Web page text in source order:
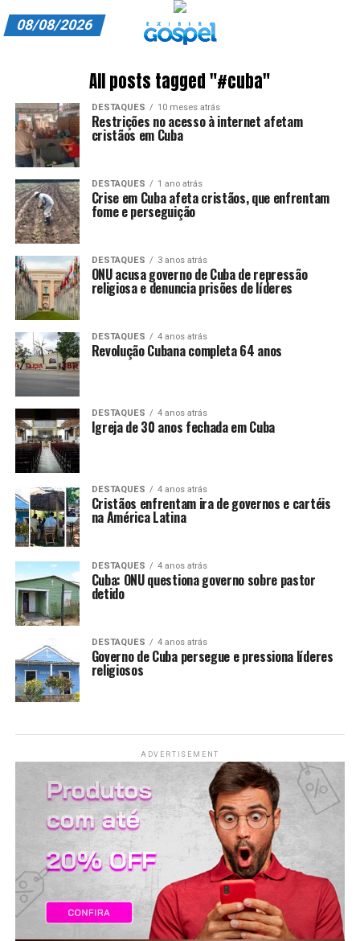
ASSINE
CARRINHO
EDITORIAL
ENTREVISTAS
EXPEDIENTE
FINALIZAR COMPRA
HOME
LANÇAMENTOS
08/08/2026
All posts tagged "#cuba"
DESTAQUES 10 meses atrás
Restrições no acesso à internet afetam
cristãos em Cuba
DESTAQUES 1 ano atrás
Crise em Cuba afeta cristãos, que enfrentam
fome e perseguição
DESTAQUES 3 anos atrás
ONU acusa governo de Cuba de repressão
religiosa e denuncia prisões de líderes
DESTAQUES 4 anos atrás
Revolução Cubana completa 64 anos
DESTAQUES 4 anos atrás
Igreja de 30 anos fechada em Cuba
DESTAQUES 4 anos atrás
Cristãos enfrentam ira de governos e cartéis
na América Latina
DESTAQUES 4 anos atrás
Cuba: ONU questiona governo sobre pastor
detido
DESTAQUES 4 anos atrás
Governo de Cuba persegue e pressiona líderes
religiosos
ADVERTISEMENT